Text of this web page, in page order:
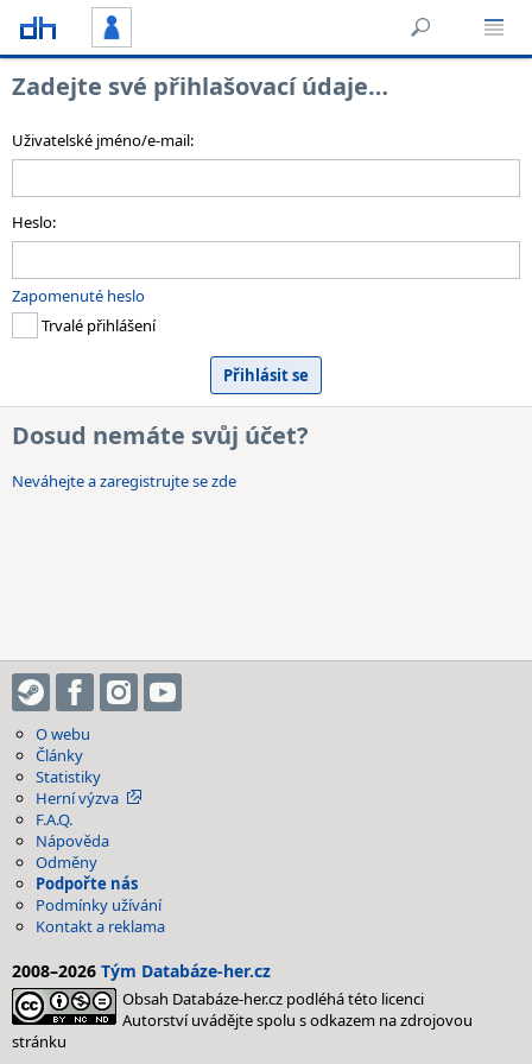
Zadejte své přihlašovací údaje…
Uživatelské jméno/e-mail:
Heslo:
Zapomenuté heslo
Trvalé přihlášení
Dosud nemáte svůj účet?
Neváhejte a zaregistrujte se zde
O webu
Články
Statistiky
Herní výzva
F.A.Q.
Nápověda
Odměny
Podpořte nás
Podmínky užívání
Kontakt a reklama
2008–2026 Tým Databáze-her.cz
Obsah Databáze-her.cz podléhá této licenci
Autorství uvádějte spolu s odkazem na zdrojovou
stránku